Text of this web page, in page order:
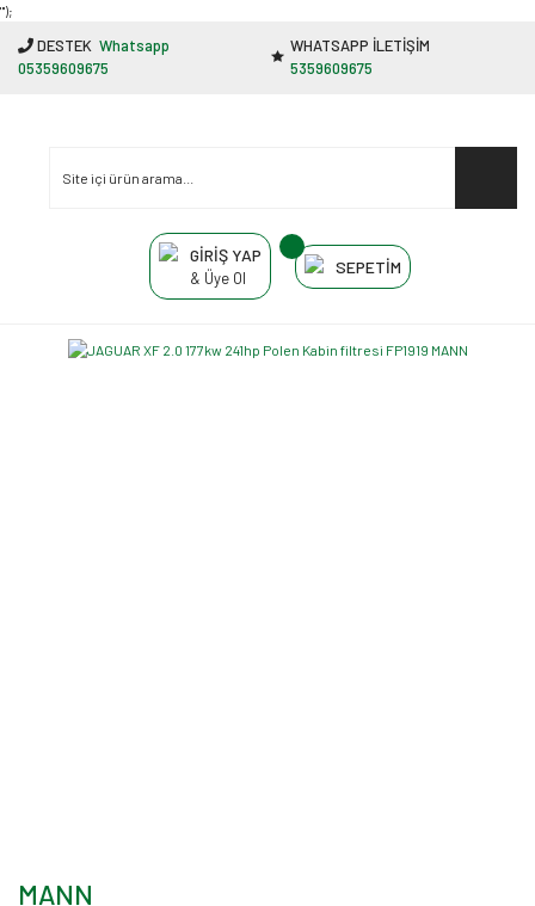
"');
DESTEK Whatsapp
05359609675
WHATSAPP İLETİŞİM
5359609675
GİRİŞ YAP
& Üye Ol
SEPETİM
MANN